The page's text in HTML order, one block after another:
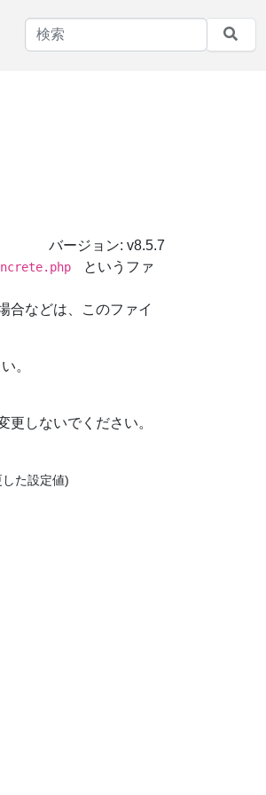
バージョン: v8.5.7
というファ
合などは、このファイ
。
しないでください。
た設定値)